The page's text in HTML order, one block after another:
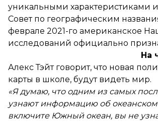
уникальными характеристиками
Совет по географическим
феврале 2021-го американское
исследований официально
На
Алекс Тэйт говорит, что новая
карты в школе, будут видеть мир.
«Я думаю, что одним из самых
узнают информацию об
включите Южный океан, вы не